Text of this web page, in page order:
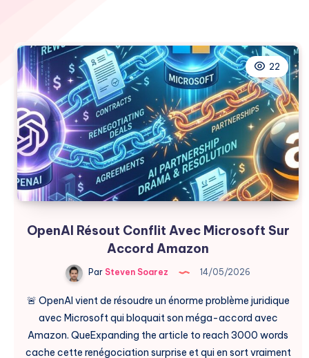
22
OpenAI Résout Conflit Avec Microsoft Sur
Accord Amazon
Par Steven Soarez 14/05/2026
🚨 OpenAI vient de résoudre un énorme problème juridique
avec Microsoft qui bloquait son méga-accord avec
Amazon. QueExpanding the article to reach 3000 words
cache cette renégociation surprise et qui en sort vraiment